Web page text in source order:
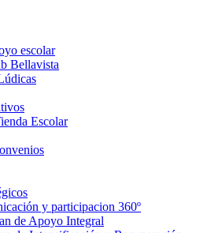
escolar
Bellavista
Escolar
y participacion 360º
de Apoyo Integral